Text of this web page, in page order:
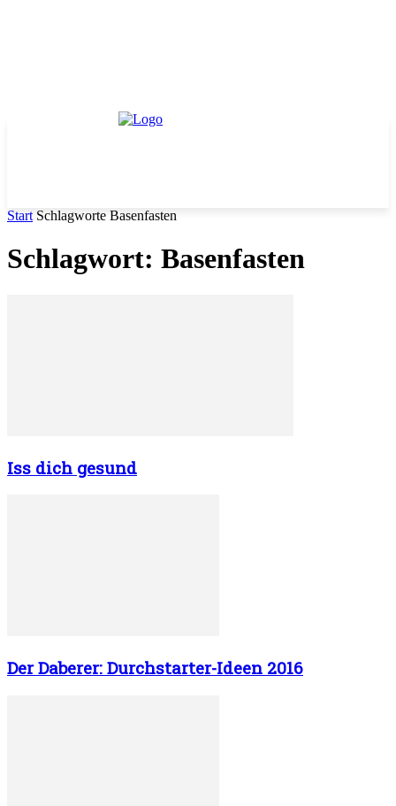
Start Schlagworte Basenfasten
Schlagwort: Basenfasten
Iss dich gesund
Der Daberer: Durchstarter-Ideen 2016